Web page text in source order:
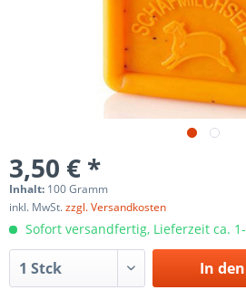
3,50 € *
Inhalt: 100 Gramm
inkl. MwSt.zzgl. Versandkosten
Sofort versandfertig, Lieferzeit ca.
In den